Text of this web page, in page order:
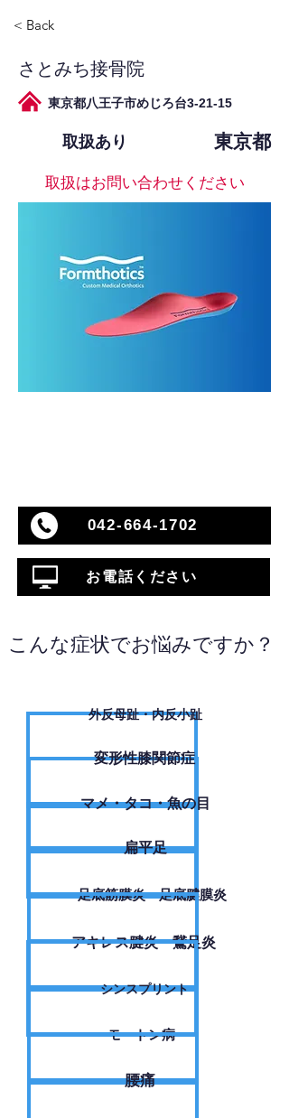
< Back
さとみち接骨院
東京都八王子市めじろ台3-21-15
取扱あり 東京都
取扱はお問い合わせください
042-664-1702
お電話ください
こんな症状でお悩みですか？
外反母趾・内反小趾
変形性膝関節症
​マメ・タコ・魚の目
扁平足
足底筋膜炎・足底腱膜炎
アキレス腱炎・鵞足炎
シンスプリント
モートン病
腰痛